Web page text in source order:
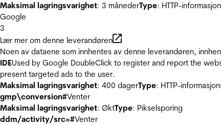
Maksimal lagringsvarighet: 3 månederType: HTTP-
Google
3
Lær mer om denne leverandøren
Noen av dataene som innhentes av denne leverandøren,
IDEUsed by Google DoubleClick to register and report the
present targeted ads to the user.
Maksimal lagringsvarighet: 400 dagerType: HTTP-
gmp\conversion#Venter
Maksimal lagringsvarighet: ØktType: Pikselsporing
ddm/activity/src=#Venter